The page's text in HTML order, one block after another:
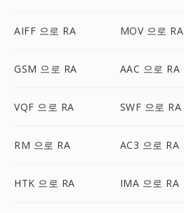
AIFF 으로 RA MOV 으로 RA
GSM 으로 RA AAC 으로 RA
VQF 으로 RA SWF 으로 RA
RM 으로 RA AC3 으로 RA
HTK 으로 RA IMA 으로 RA